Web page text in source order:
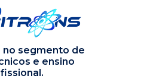
no segmento de
e ensino